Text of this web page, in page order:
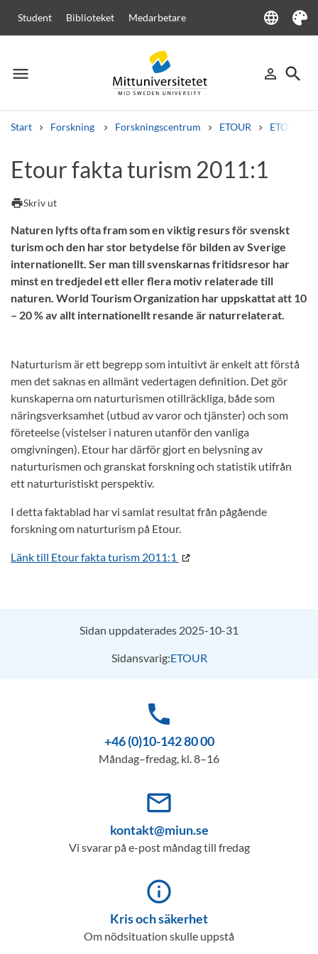
Student Biblioteket Medarbetare language
Language
Tema
menu
Meny person_outline
Logga in
search
Sök
Start Forskning Forskningscentrum ETOUR ETOURs
Andra söktjänster
Kurser och program
Etour fakta turism 2011:1
printSkriv ut
Naturen lyfts ofta fram som en viktig resurs för svenskt
turism och den har stor betydelse för bilden av Sverige
internationellt. Ser man till svenskarnas fritidsresor har
minst en tredjedel ett eller flera motiv relaterade till
naturen. World Tourism Organization har uppskattat att 10
– 20 % av allt internationellt resande är naturrelaterat.
Naturturism är ett begrepp som intuitivt är enkelt att förstå
men det saknas en allmänt vedertagen definition. Det gör
kunskaperna om naturturismen otillräckliga, både som
näringsverksamhet (utbud av varor och tjänster) och som
företeelse (vistelser i naturen utanför den vanliga
omgivningen). Etour har därför gjort en belysning av
naturturismen och granskat forskning och statistik utifrån
ett naturturistiskt perspektiv.
I detta faktablad har vi samlat resultat från pågående
forskning om naturturism på Etour.
Länk till Etour fakta turism 2011:1
Sidan uppdaterades 2025-10-31
Sidansvarig:ETOUR
phone
+46 (0)10-142 80 00
Måndag–fredag, kl. 8–16
mail_outline
kontakt@miun.se
Vi svarar på e-post måndag till fredag
info_outline
Kris och säkerhet
Om nödsituation skulle uppstå